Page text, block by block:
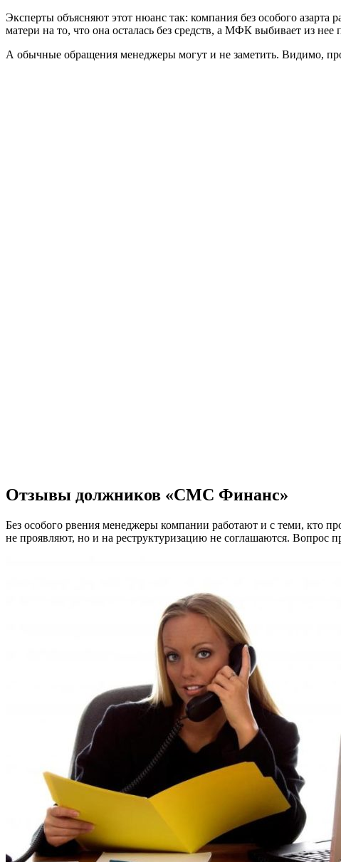
Эксперты объясняют этот нюанс так: компания без особого
матери на то, что она осталась без средств, а МФК выбивает из
А обычные обращения менеджеры могут и не заметить. Видимо,
Отзывы должников «СМС Финанс»
Без особого рвения менеджеры компании работают и с теми, кто
не проявляют, но и на реструктуризацию не соглашаются. Вопрос